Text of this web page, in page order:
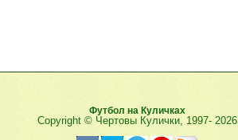
Футбол на Куличках
Copyright © Чертовы Кулички, 1997- 2026